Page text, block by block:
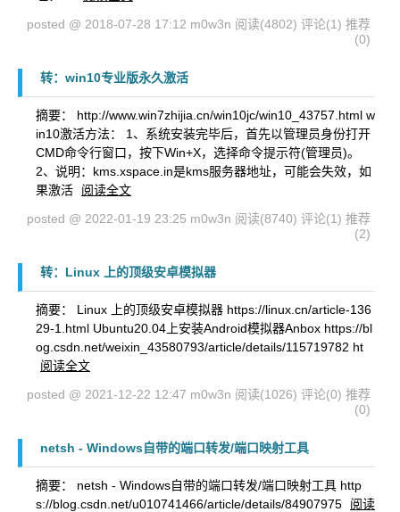
posted @ 2018-07-28 17:12 m0w3n 阅读(4802) 评论(1) 推荐
(0)
转：win10专业版永久激活
摘要： http://www.win7zhijia.cn/win10jc/win10_43757.html w
in10激活方法： 1、系统安装完毕后，首先以管理员身份打开
CMD命令行窗口，按下Win+X，选择命令提示符(管理员)。
2、说明：kms.xspace.in是kms服务器地址，可能会失效，如
果激活
阅读全文
posted @ 2022-01-19 23:25 m0w3n 阅读(8740) 评论(1) 推荐
(2)
转：Linux 上的顶级安卓模拟器
摘要： Linux 上的顶级安卓模拟器 https://linux.cn/article-136
29-1.html Ubuntu20.04上安装Android模拟器Anbox https://bl
og.csdn.net/weixin_43580793/article/details/115719782 ht
阅读全文
posted @ 2021-12-22 12:47 m0w3n 阅读(1026) 评论(0) 推荐
(0)
netsh - Windows自带的端口转发/端口映射工具
摘要： netsh - Windows自带的端口转发/端口映射工具 http
s://blog.csdn.net/u010741466/article/details/84907975
阅读